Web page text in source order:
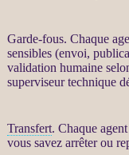
Garde-fous. Chaque
sensibles (envoi,
validation humaine
superviseur technique
Transfert. Chaque agent
vous savez arrêter ou